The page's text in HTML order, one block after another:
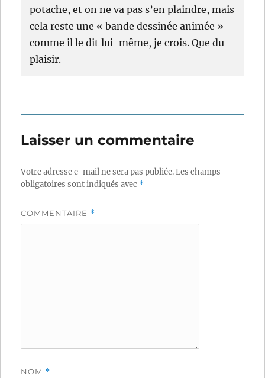
potache, et on ne va pas s’en plaindre, mais
cela reste une « bande dessinée animée »
comme il le dit lui-même, je crois. Que du
plaisir.
Laisser un commentaire
Votre adresse e-mail ne sera pas publiée.Les champs
obligatoires sont indiqués avec *
COMMENTAIRE *
NOM *